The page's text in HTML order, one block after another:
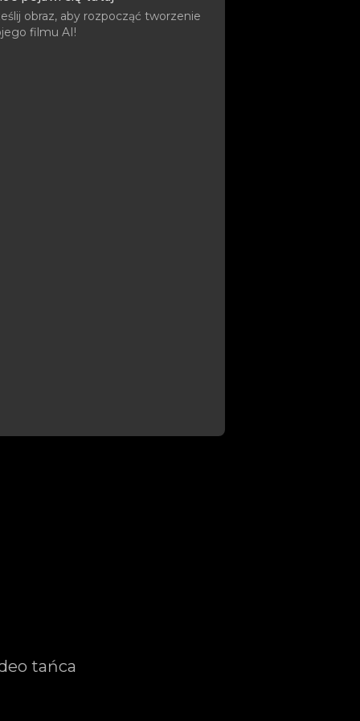
obraz, aby rozpocząć tworzenie
filmu AI!
tańca